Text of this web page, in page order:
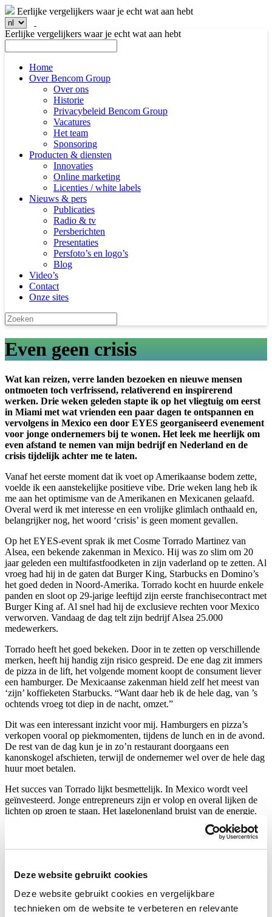
Deze website gebruikt cookies
Deze website gebruikt cookies en vergelijkbare
technieken om de website te verbeteren en relevante
Eerlijke vergelijkers waar je echt wat aan hebt
Eerlijke vergelijkers waar je echt wat aan hebt
Home
Over Bencom Group
Over ons
Historie
Privacybeleid Bencom Group
Vacatures
Het team
Sponsoring
Producten & diensten
Innovaties
Online marketing
Licenties / white labels
Nieuws & pers
Publicaties
Radio & tv
Persberichten
Presentaties
Persfoto’s en logo’s
Blog
Video’s
Contact
Onze sites
Even geen crisis
Wat kan reizen, verre landen bezoeken en nieuwe mensen
ontmoeten toch verfrissend, relativerend en inspirerend
werken. Drie weken geleden stapte ik op het vliegtuig om eerst
in Miami met wat vrienden een paar dagen te ontspannen en
vervolgens in Mexico een door EYES georganiseerd evenement
voor jonge ondernemers bij te wonen. Het leek me heerlijk om
even afstand te nemen van mijn bedrijf en Nederland en de
crisis tijdelijk achter me te laten.
Vanaf het eerste moment dat ik voet op Amerikaanse bodem zette,
voelde ik een aanstekelijke positieve vibe. Drie weken lang heb ik
me aan het optimisme van de Amerikanen en Mexicanen gelaafd.
Overal werd ik met interesse en een vrolijke glimlach onthaald en,
belangrijker nog, het woord ‘crisis’ is geen moment gevallen.
Op het EYES-event sprak ik met Cosme Torrado Martinez van
Alsea, een bekende zakenman in Mexico. Hij was zo slim om 20
jaar geleden een multifastfoodketen in zijn vaderland op te zetten. Al
vroeg had hij in de gaten dat Burger King, Starbucks en Domino’s
het goed deden in Noord-Amerika. Torrado kocht en huurde enkele
panden en sloot op 29-jarige leeftijd zijn eerste franchisecontract met
Burger King af. Al snel had hij de exclusieve rechten voor Mexico
verworven. Vandaag de dag telt zijn bedrijf Alsea 25.000
medewerkers.
Torrado heeft het goed bekeken. Door in te zetten op verschillende
merken, heeft hij handig zijn risico gespreid. De ene dag zit immers
de pizza in de lift, het volgende moment koopt de consument liever
een hamburger. De Mexicaanse zakenman hield zelf het meest van
‘zijn’ koffieketen Starbucks. “Want daar heb ik de hele dag, van ’s
ochtends vroeg tot diep in de nacht, omzet.”
Dit was een interessant inzicht voor mij. Hamburgers en pizza’s
verkopen vooral op piekmomenten, tijdens de lunch en in de avond.
De rest van de dag kun je in zo’n restaurant doorgaans een
kanonskogel afschieten, terwijl de ondernemer wel over de hele dag
huur moet betalen.
Het succes van Torrado lijkt besmettelijk. In Mexico wordt veel
geïnvesteerd. Jonge entrepreneurs zijn er volop en overal lijken de
lichten op groen te staan. Het lagelonenland bruist van de energie.
Het was zo bevrijdend om voor even van het crisisdenken verlost te
zijn. Na Brazilië is dit het volgende Latijns-Amerikaanse land om de
1 mei 2012.